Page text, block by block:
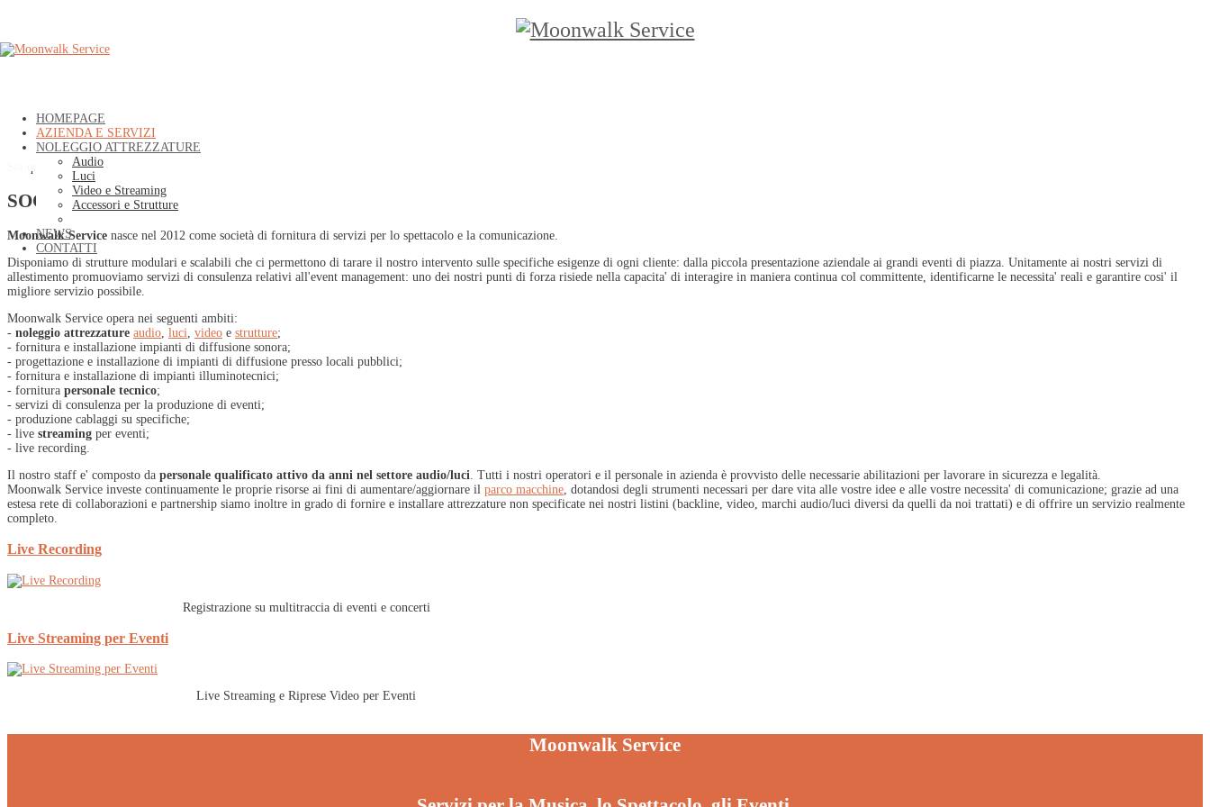
HOMEPAGE
AZIENDA E SERVIZI
NOLEGGIO ATTREZZATURE
Audio
Luci
Video e Streaming
Accessori e Strutture
NEWS
CONTATTI
Home»AZIENDA E SERVIZI
SOCIETA'
Moonwalk Service nasce nel 2012 come società di fornitura di servizi per lo spettacolo e la comunicazione.
Disponiamo di strutture modulari e scalabili che ci permettono di tarare il nostro intervento sulle specifiche esigenze di ogni cliente: dalla piccola presentazione aziendale ai grandi eventi di piazza. Unitamente ai nostri servizi di
allestimento promuoviamo servizi di consulenza relativi all'event management: uno dei nostri punti di forza risiede nella capacita' di interagire in maniera continua col committente, identificarne le necessita' reali e garantire cosi' il
migliore servizio possibile.
Moonwalk Service opera nei seguenti ambiti:
- noleggio attrezzature audio luci video e strutture;
- fornitura e installazione impianti di diffusione sonora;
- progettazione e installazione di impianti di diffusione presso locali pubblici;
- fornitura e installazione di impianti illuminotecnici;
- fornitura personale tecnico;
- servizi di consulenza per la produzione di eventi;
- produzione cablaggi su specifiche;
- live streaming per eventi;
- live recording.
Il nostro staff e' composto da personale qualificato attivo da anni nel settore audio/luci . Tutti i nostri operatori e il personale in azienda è provvisto delle necessarie abilitazioni per lavorare in sicurezza e legalità.
Moonwalk Service investe continuamente le proprie risorse ai fini di aumentare/aggiornare il parco macchine , dotandosi degli strumenti necessari per dare vita alle vostre idee e alle vostre necessita' di comunicazione; grazie ad una
estesa rete di collaborazioni e partnership siamo inoltre in grado di fornire e installare attrezzature non specificate nei nostri listini (backline, video, marchi audio/luci diversi da quelli da noi trattati) e di offrire un servizio realmente
completo.
Live Recording
Registrazione su multitraccia di eventi e concerti
Live Streaming per Eventi
Live Streaming e Riprese Video per Eventi
Moonwalk Service